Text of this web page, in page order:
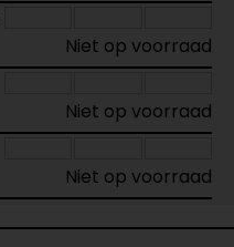
Niet op voorraad
Niet op voorraad
Niet op voorraad